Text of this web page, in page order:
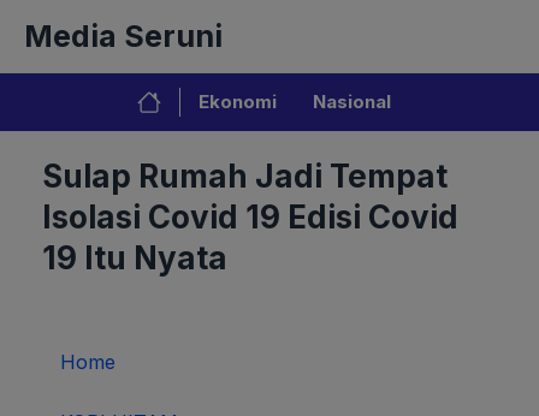
isi
Media Seruni
Ekonomi Nasional
Sulap Rumah Jadi Tempat
Isolasi Covid 19 Edisi Covid
19 Itu Nyata
Home